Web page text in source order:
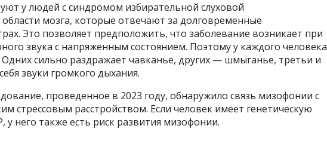
у людей с синдромом избирательной слуховой
области мозга, которые отвечают за долговременные
Это позволяет предположить, что заболевание возникает при
звука с напряженным состоянием. Поэтому у каждого человека
Одних сильно раздражает чавканье, других — шмыганье, третьи и
звуки громкого дыхания.
проведенное в 2023 году, обнаружило связь мизофонии с
стрессовым расстройством. Если человек имеет генетическую
у него также есть риск развития мизофонии.